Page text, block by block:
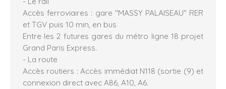
Accès ferroviaires : gare "MASSY PALAISEAU" RER
et TGV puis 10 min, en bus
Entre les 2 futures gares du métro ligne 18 projet
Grand Paris Express.
- La route
Accès routiers : Accès immédiat N118 (sortie (9) et
connexion direct avec A86, A10, A6.